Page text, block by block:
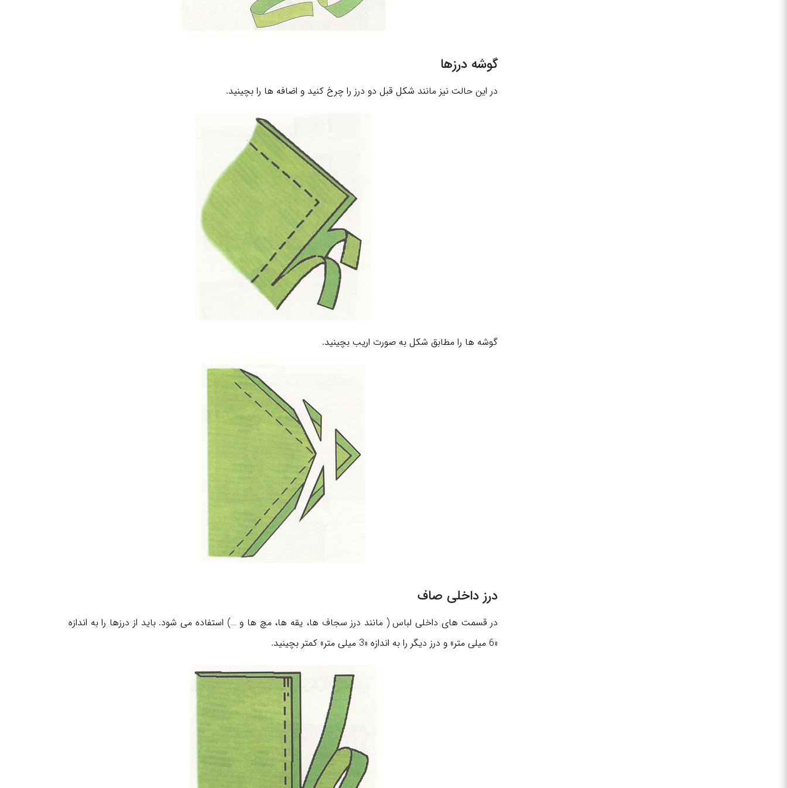
گوشه درزها
در این حالت نیز مانند شکل قبل دو درز را چرخ کنید و اضافه ها را بچینید.
گوشه ها را مطابق شکل به صورت اریب بچینید.
درز داخلی صاف
در قسمت های داخلی لباس ( مانند درز سجاف ها، یقه ها، مچ ها و …) استفاده می شود. باید از درزها را به اندازه
«6 میلی متر» و درز دیگر را به اندازه «3 میلی متر» کمتر بچینید.